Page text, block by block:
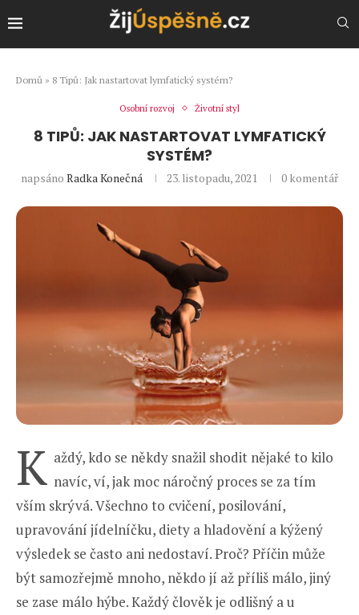
Domů » 8 Tipů: Jak nastartovat lymfatický systém?
Osobní rozvoj Životní styl
8 TIPŮ: JAK NASTARTOVAT LYMFATICKÝ
SYSTÉM?
napsáno Radka Konečná 23. listopadu, 2021 0 komentář
K aždý, kdo se někdy snažil shodit nějaké to kilo
navíc, ví, jak moc náročný proces se za tím
vším skrývá. Všechno to cvičení, posilování,
upravování jídelníčku, diety a hladovění a kýžený
výsledek se často ani nedostaví. Proč? Příčin může
být samozřejmě mnoho, někdo jí až příliš málo, jiný
se zase málo hýbe. Každý člověk je odlišný a u